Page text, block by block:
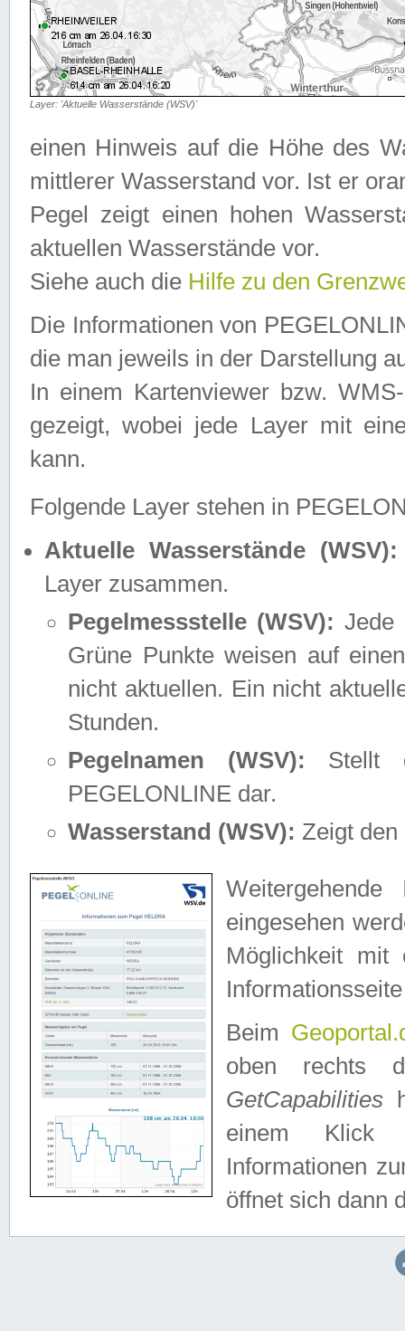
Layer: 'Aktuelle Wasserstände (WSV)'
einen Hinweis auf die Höhe des
mittlerer Wasserstand vor. Ist er
Pegel zeigt einen hohen
aktuellen Wasserstände vor.
Siehe auch die Hilfe zu den
Die Informationen von
die man jeweils in der Darstellung
In einem Kartenviewer bzw.
gezeigt, wobei jede Layer mit
kann.
Folgende Layer stehen in
Aktuelle Wasserstände (WSV):
Layer zusammen.
Pegelmessstelle (WSV): Jede
Grüne Punkte weisen auf
nicht aktuellen. Ein nicht
Stunden.
Pegelnamen (WSV): Stellt
PEGELONLINE dar.
Wasserstand (WSV): Zeigt den
eingesehen
Möglichkeit mit
Beim
oben rechts
GetCapabilities
einem Klick
Informationen
öffnet sich dann